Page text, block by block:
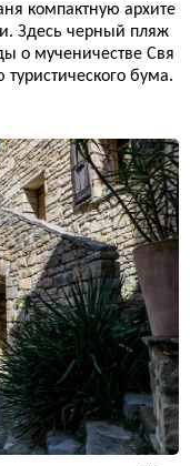
компактную архите
Здесь черный пляж
о мученичестве Свя
бума.